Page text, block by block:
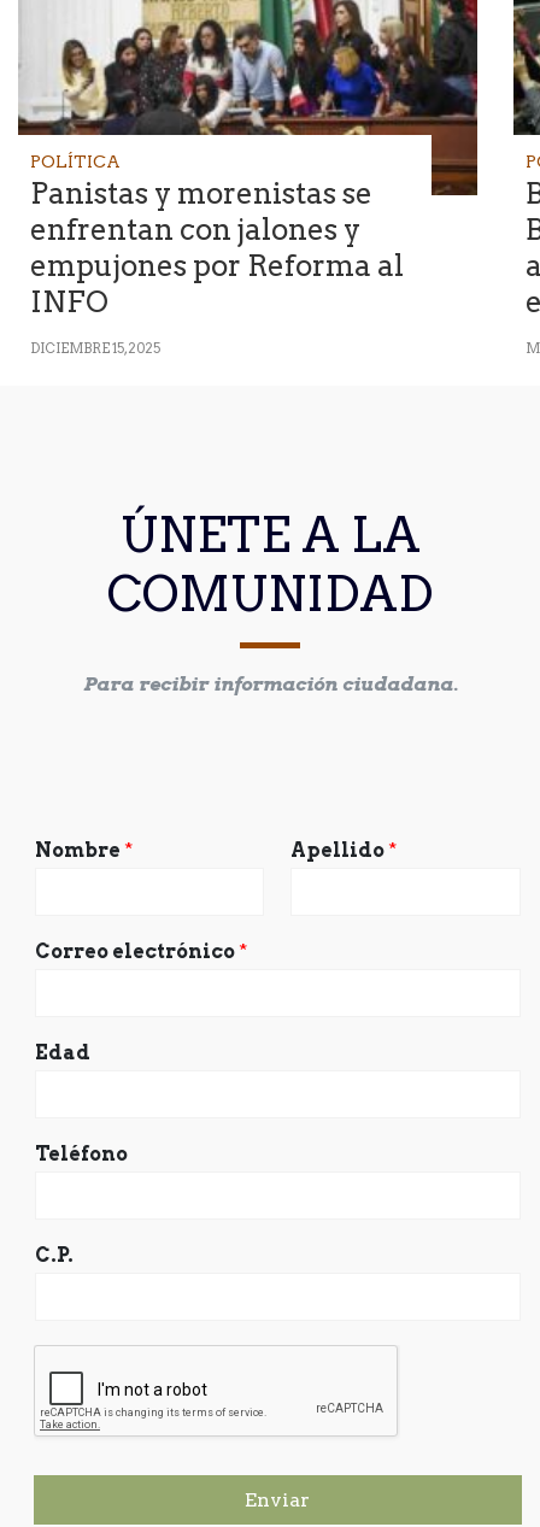
POLÍTICA
Panistas y morenistas se
enfrentan con jalones y
empujones por Reforma al
INFO
DICIEMBRE 15, 2025
ÚNETE A LA
COMUNIDAD
Para recibir información ciudadana.
Nombre * Apellido *
Correo electrónico *
Edad
Teléfono
C.P.
Enviar